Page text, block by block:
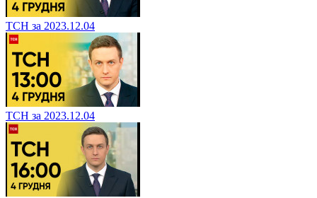
ТСН за 2023.12.04
ТСН за 2023.12.04